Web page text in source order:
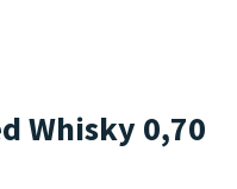
Whisky 0,70